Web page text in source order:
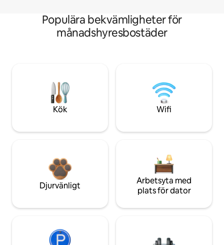
Populära bekvämligheter för
månadshyresbostäder
Kök Wifi
Djurvänligt
Arbetsyta med
plats för dator